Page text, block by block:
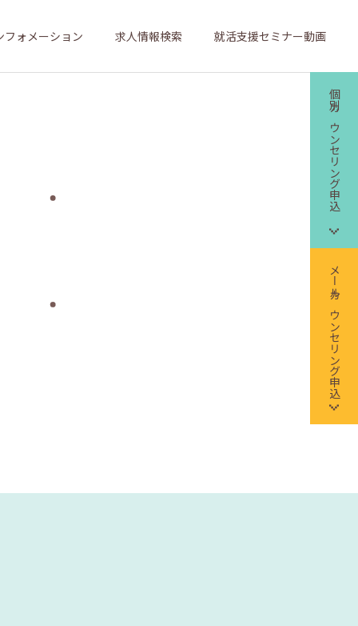
フォメーション 求人情報検索 就活支援セミナー動画
個別カウンセリング申込
メールカウンセリング申込